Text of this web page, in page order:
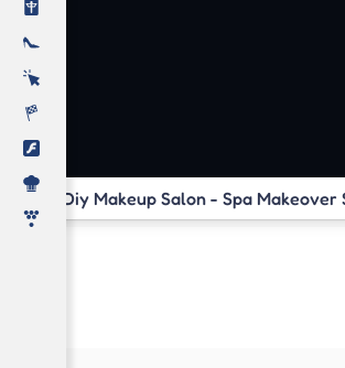
Diy Makeup Salon - Spa Makeover